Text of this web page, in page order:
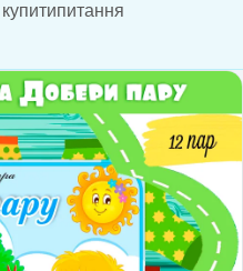
купитипитання